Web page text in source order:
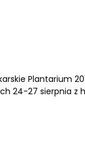
Plantarium
24-27 sierpnia z